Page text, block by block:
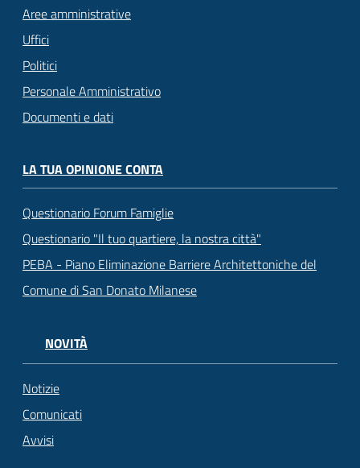
Aree amministrative
Uffici
Politici
Personale Amministrativo
Documenti e dati
LA TUA OPINIONE CONTA
Questionario Forum Famiglie
Questionario "Il tuo quartiere, la nostra città"
PEBA - Piano Eliminazione Barriere Architettoniche del
Comune di San Donato Milanese
NOVITÀ
Notizie
Comunicati
Avvisi